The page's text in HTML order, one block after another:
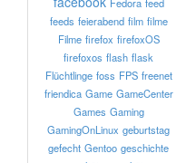
feeds feierabend film filme
Filme firefox firefoxOS
firefoxos flash flask
Flüchtlinge foss FPS freenet
friendica Game GameCenter
Games Gaming
GamingOnLinux geburtstag
gefecht Gentoo geschichte